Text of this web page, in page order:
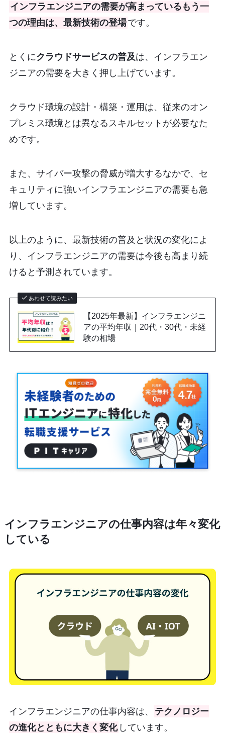
インフラエンジニアの需要が高まっているもう一
つの理由は、最新技術の登場です。
とくにクラウドサービスの普及は、インフラエン
ジニアの需要を大きく押し上げています。
クラウド環境の設計・構築・運用は、従来のオン
プレミス環境とは異なるスキルセットが必要なた
めです。
また、サイバー攻撃の脅威が増大するなかで、セ
キュリティに強いインフラエンジニアの需要も急
増しています。
以上のように、最新技術の普及と状況の変化によ
り、インフラエンジニアの需要は今後も高まり続
けると予測されています。
あわせて読みたい
【2025年最新】インフラエンジニ
アの平均年収｜20代・30代・未経
験の相場
インフラエンジニアの仕事内容は年々変化
している
インフラエンジニアの仕事内容は、
テクノロジー
の進化とともに大きく変化 しています。